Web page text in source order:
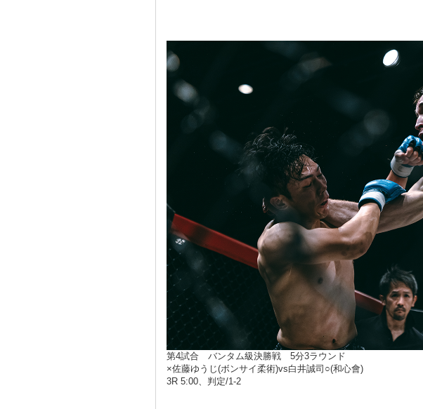
第4試合 バンタム級決勝戦 5分3ラウンド
×佐藤ゆうじ(ボンサイ柔術)vs白井誠司○(和心會)
3R 5:00、判定/1-2